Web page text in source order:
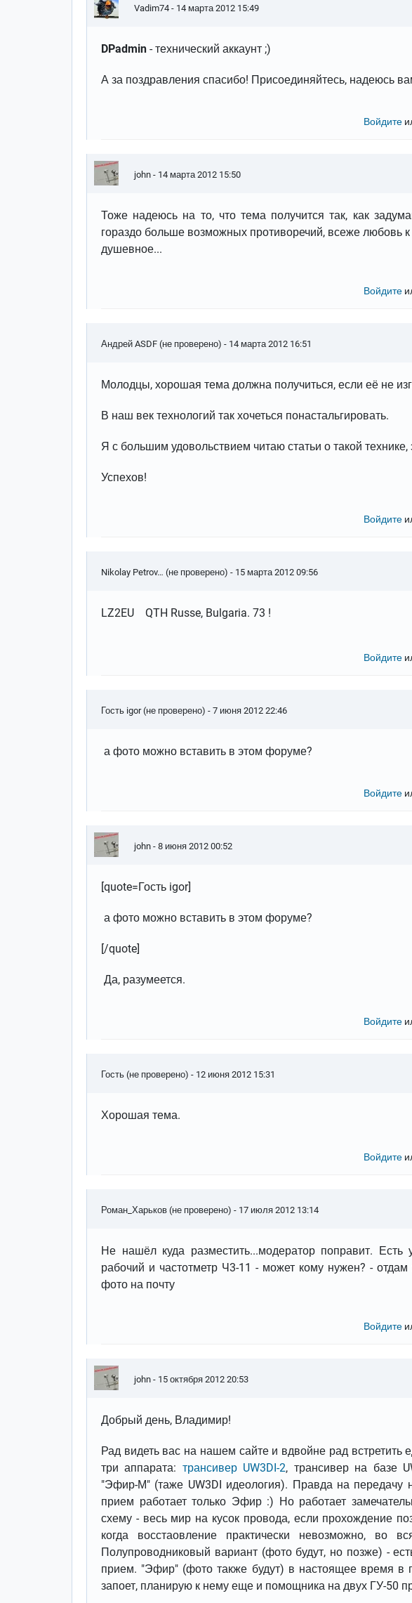
Vadim74 - 14 марта 2012 15:49
DPadmin - технический аккаунт ;)
А за поздравления спасибо! Присоединяйтесь, надеюсь
Войдите
john - 14 марта 2012 15:50
Тоже надеюсь на то, что тема получится так, как
гораздо больше возможных противоречий, всеже любовь к
душевное...
Войдите
Андрей ASDF (не проверено) - 14 марта 2012 16:51
Молодцы, хорошая тема должна получиться, если её не
В наш век технологий так хочеться понастальгировать.
Я с большим удовольствием читаю статьи о такой технике,
Успехов!
Войдите
Nikolay Petrov… (не проверено) - 15 марта 2012 09:56
LZ2EU QTH Russe, Bulgaria. 73 !
Войдите
Гость igor (не проверено) - 7 июня 2012 22:46
а фото можно вставить в этом форуме?
Войдите
john - 8 июня 2012 00:52
[quote=Гость igor]
а фото можно вставить в этом форуме?
[/quote]
Да, разумеется.
Войдите
Гость (не проверено) - 12 июня 2012 15:31
Хорошая тема.
Войдите
Роман_Харьков (не проверено) - 17 июля 2012 13:14
Не нашёл куда разместить...модератор поправит.
рабочий и частотметр Ч3-11 - может кому нужен? -
фото на почту
Войдите
john - 15 октября 2012 20:53
Добрый день, Владимир!
Рад видеть вас на нашем сайте и вдвойне рад
три аппарата: трансивер UW3DI-2, трансивер на базе
"Эфир-М" (таже UW3DI идеология). Правда на передачу
прием работает только Эфир :) Но работает
схему - весь мир на кусок провода, если прохождение
когда восстаовление практически невозможно, во
Полупроводниковый вариант (фото будут, но позже) -
прием. "Эфир" (фото также будут) в настоящее время в
запоет, планирую к нему еще и помощника на двух ГУ-50